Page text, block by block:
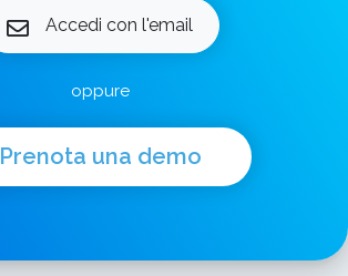
Accedi con l'email
oppure
Prenota una demo